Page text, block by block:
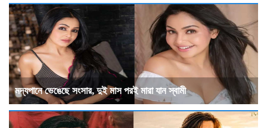
মদ্যপানে ভেঙেছে সংসার, দুই মাস পরই মারা যান স্বামী